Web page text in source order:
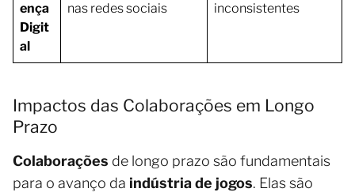
ença
Digit
al
nas redes sociais
inconsistentes
Impactos das Colaborações em Longo
Prazo
Colaborações de longo prazo são fundamentais
para o avanço da indústria de jogos. Elas são